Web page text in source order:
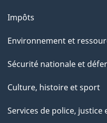
Impôts
Environnement et
Sécurité nationale et
Culture, histoire et sport
Services de police, justice